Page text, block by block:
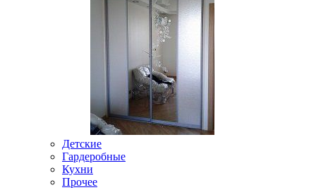
Детские
Гардеробные
Кухни
Прочее